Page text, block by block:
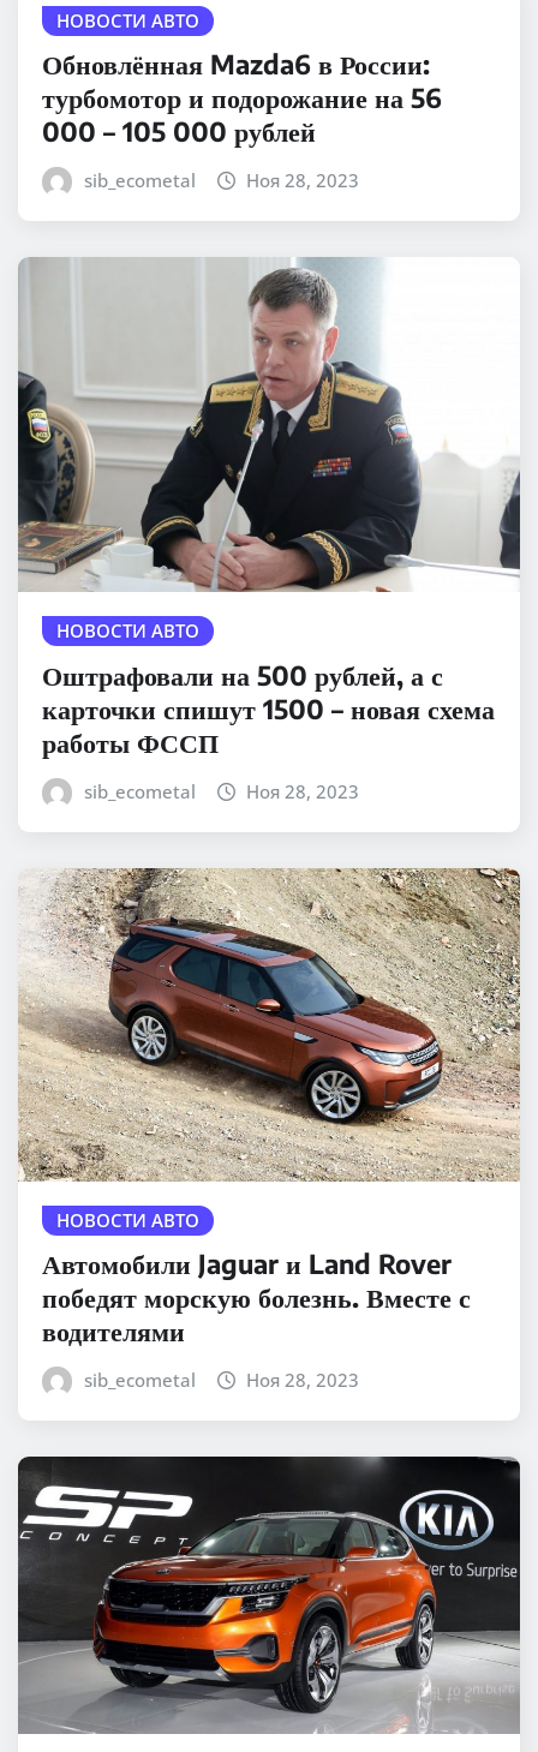
НОВОСТИ АВТО
Обновлённая Mazda6 в России:
турбомотор и подорожание на 56
000 – 105 000 рублей
sib_ecometal Ноя 28, 2023
НОВОСТИ АВТО
Оштрафовали на 500 рублей, а с
карточки спишут 1500 – новая схема
работы ФССП
sib_ecometal Ноя 28, 2023
НОВОСТИ АВТО
Автомобили Jaguar и Land Rover
победят морскую болезнь. Вместе с
водителями
sib_ecometal Ноя 28, 2023